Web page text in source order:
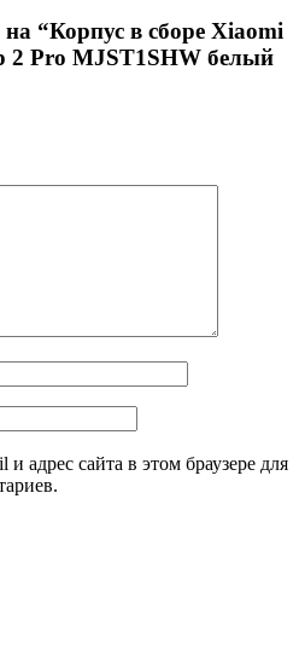
“Корпус в сборе Xiaomi
2 Pro MJST1SHW белый
адрес сайта в этом браузере для